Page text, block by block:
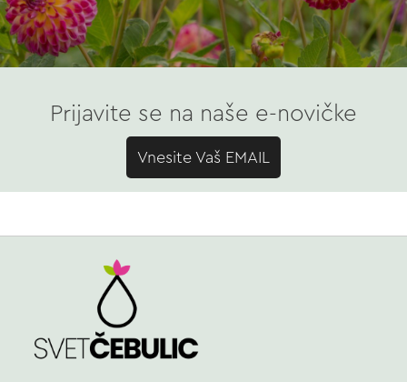
Prijavite se na naše e-novičke
Vnesite Vaš EMAIL